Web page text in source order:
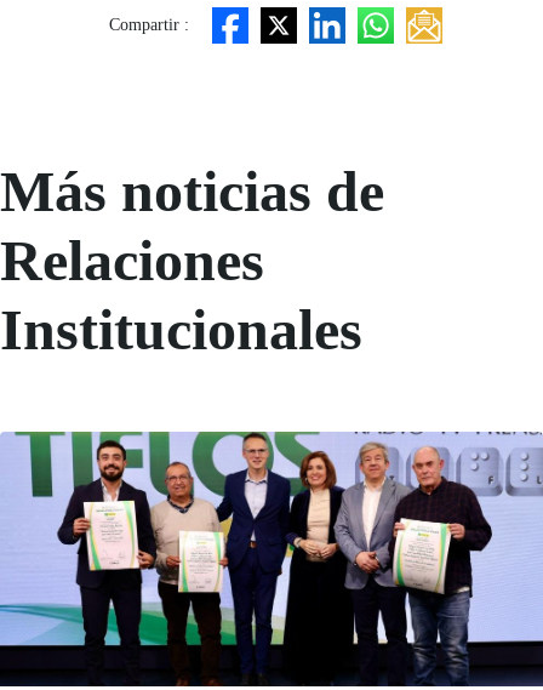
Compartir :
Más noticias de
Relaciones
Institucionales